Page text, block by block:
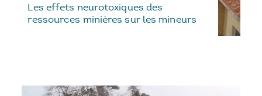
Les effets neurotoxiques des
ressources minières sur les mineurs